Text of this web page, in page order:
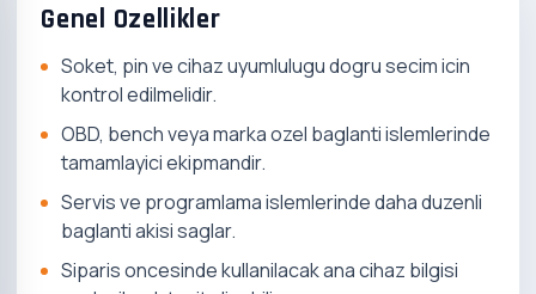
Genel Ozellikler
Soket, pin ve cihaz uyumlulugu dogru secim icin
kontrol edilmelidir.
OBD, bench veya marka ozel baglanti islemlerinde
tamamlayici ekipmandir.
Servis ve programlama islemlerinde daha duzenli
baglanti akisi saglar.
Siparis oncesinde kullanilacak ana cihaz bilgisi